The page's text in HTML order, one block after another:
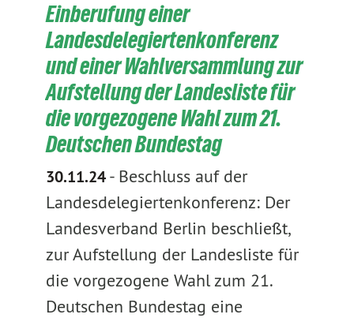
Einberufung einer
Landesdelegiertenkonferenz
und einer Wahlversammlung zur
Aufstellung der Landesliste für
die vorgezogene Wahl zum 21.
Deutschen Bundestag
30.11.24- Beschluss auf der
Landesdelegiertenkonferenz: Der
Landesverband Berlin beschließt,
zur Aufstellung der Landesliste für
die vorgezogene Wahl zum 21.
Deutschen Bundestag eine